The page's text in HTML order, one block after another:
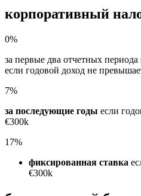
корпоративный
0%
за первые два отчетных периода
если годовой доход не
7%
за последующие годы если
€300k
17%
фиксированная ставка
€300k